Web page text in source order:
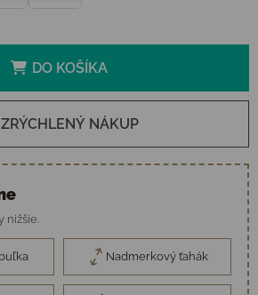
DO KOŠÍKA
ZRÝCHLENÝ NÁKUP
nižšie.
Nadmerkový ťahák